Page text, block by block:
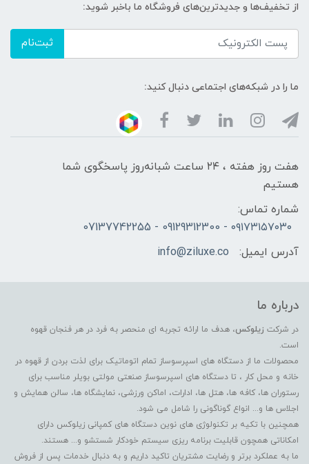
از تخفیف‌ها و جدیدترین‌های فروشگاه ما باخبر شوید:
ثبت‌نام
ما را در شبکه‌های اجتماعی دنبال کنید:
هفت روز هفته ، ۲۴ ساعت شبانه‌روز پاسخگوی شما
هستیم
شماره تماس:
۰۹۱۷۳۱۵۷۰۳۰ - 09129312300 - 07137742255
آدرس ایمیل:
info@ziluxe.co
درباره ما
در شرکت زیلوکس، هدف ما ارائه تجربه ای منحصر به فرد در هر فنجان قهوه
است.
محصولات ما از دستگاه های اسپرسوساز تمام اتوماتیک برای لذت بردن از قهوه در
خانه و محل کار ، تا دستگاه های اسپرسوساز صنعتی مولتی بویلر مناسب برای
رستوران ها، کافه ها، هتل ها، ادارات، اماکن ورزشی، نمایشگاه ها، سالن همایش و
اجلاس ها و... انواع گوناگونی را شامل می شود.
همچنین با تکیه بر تکنولوژی های نوین دستگاه های کمپانی زیلوکس دارای
امکاناتی همچون قابلیت برنامه ریزی سیستم خودکار شستشو و... هستند.
ما به عملکرد برتر و رضایت مشتریان تاکید داریم و به دنبال خدمات پس از فروش